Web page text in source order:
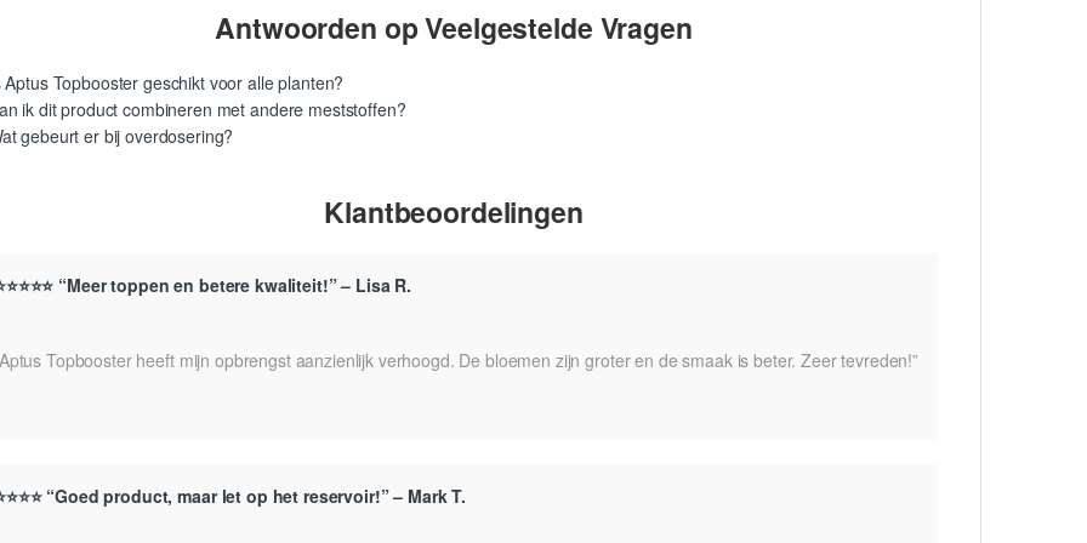
Antwoorden op Veelgestelde Vragen
Aptus Topbooster geschikt voor alle planten?
ik dit product combineren met andere meststoffen?
gebeurt er bij overdosering?
Klantbeoordelingen
“Meer toppen en betere kwaliteit!” – Lisa R.
Topbooster heeft mijn opbrengst aanzienlijk verhoogd. De bloemen zijn groter en de smaak is beter. Zeer tevreden!”
“Goed product, maar let op het reservoir!” – Mark T.